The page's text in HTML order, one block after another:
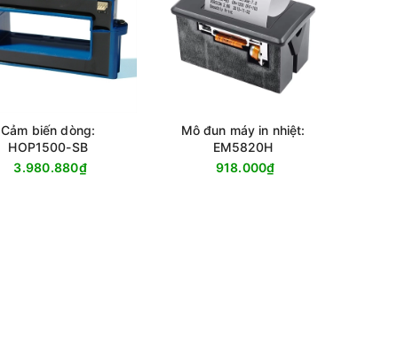
Cảm biến dòng:
HOP1500-SB
3.980.880₫
Mô đun máy in nhiệt:
EM5820H
918.000₫